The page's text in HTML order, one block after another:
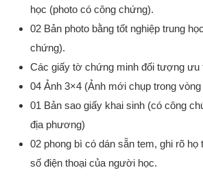
học (photo có công chứng).
02 Bản photo bằng tốt nghiệp trung
chứng).
Các giấy tờ chứng minh đối tượng ưu
04 Ảnh 3×4 (Ảnh mới chụp trong vòng
01 Bản sao giấy khai sinh (có công
địa phương)
02 phong bì có dán sẵn tem, ghi rõ họ
số điện thoại của người học.